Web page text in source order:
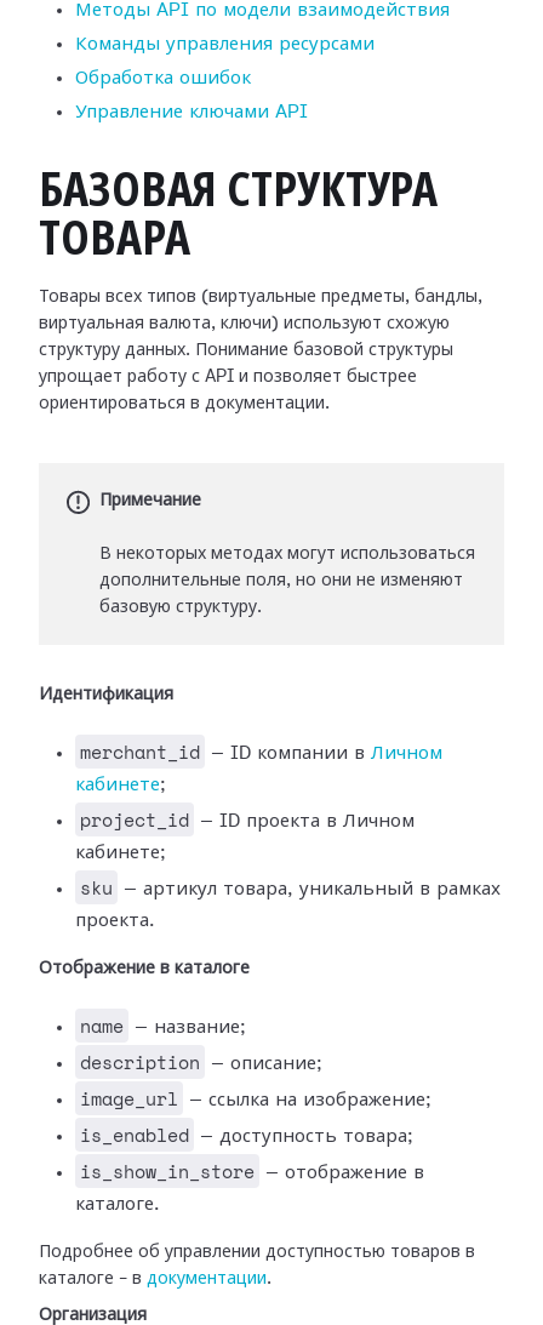
Методы API по модели взаимодействия
Команды управления ресурсами
Обработка ошибок
Управление ключами API
БАЗОВАЯ СТРУКТУРА
ТОВАРА
Товары всех типов (виртуальные предметы, бандлы,
виртуальная валюта, ключи) используют схожую
структуру данных. Понимание базовой структуры
упрощает работу с API и позволяет быстрее
ориентироваться в документации.
Примечание
В некоторых методах могут использоваться
дополнительные поля, но они не изменяют
базовую структуру.
Идентификация
merchant_id — ID компании в Личном
кабинете;
project_id
— ID проекта в Личном
кабинете;
sku
— артикул товара, уникальный в рамках
проекта.
Отображение в каталоге
name — название;
description — описание;
image_url — ссылка на изображение;
is_enabled — доступность товара;
is_show_in_store
— отображение в
каталоге.
Подробнее об управлении доступностью товаров в
каталоге – в документации.
Организация